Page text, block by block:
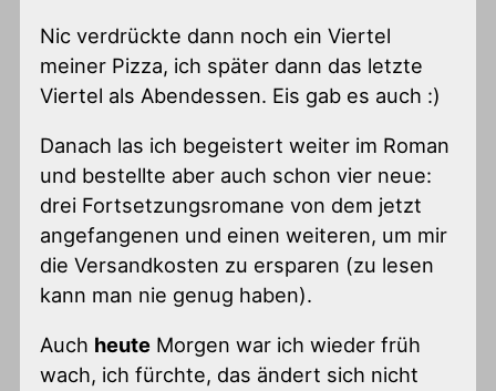
Nic verdrückte dann noch ein Viertel
meiner Pizza, ich später dann das letzte
Viertel als Abendessen. Eis gab es auch :)
Danach las ich begeistert weiter im Roman
und bestellte aber auch schon vier neue:
drei Fortsetzungsromane von dem jetzt
angefangenen und einen weiteren, um mir
die Versandkosten zu ersparen (zu lesen
kann man nie genug haben).
Auch heute Morgen war ich wieder früh
wach, ich fürchte, das ändert sich nicht